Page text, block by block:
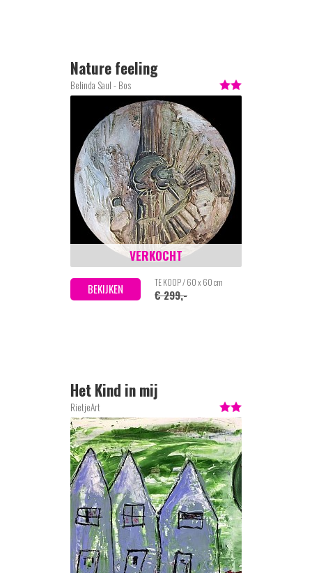
Nature feeling
Belinda Saul - Bos
BEKIJKEN TE KOOP / 60 x 60 cm
€ 299,-
VERKOCHT
Het Kind in mij
RietjeArt